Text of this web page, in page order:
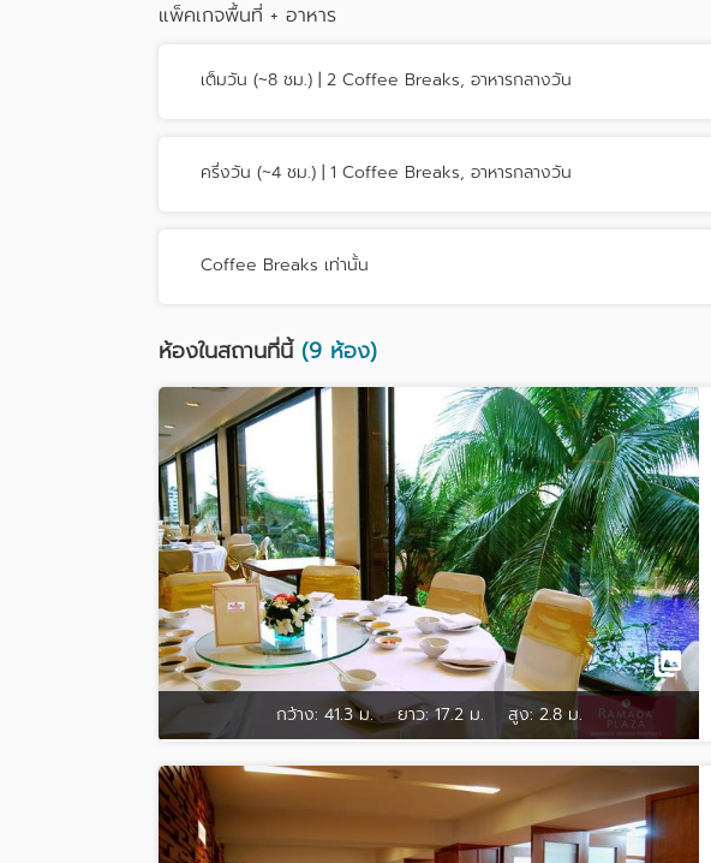
แพ็คเกจพื้นที่ + อาหาร
เต็มวัน (~8 ชม.) | 2 Coffee Breaks, อาหารกลางวัน
ครึ่งวัน (~4 ชม.) | 1 Coffee Breaks, อาหารกลางวัน
Coffee Breaks เท่านั้น
ห้องในสถานที่นี้(9 ห้อง)
กว้าง: 41.3 ม. ยาว: 17.2 ม. สูง: 2.8 ม.